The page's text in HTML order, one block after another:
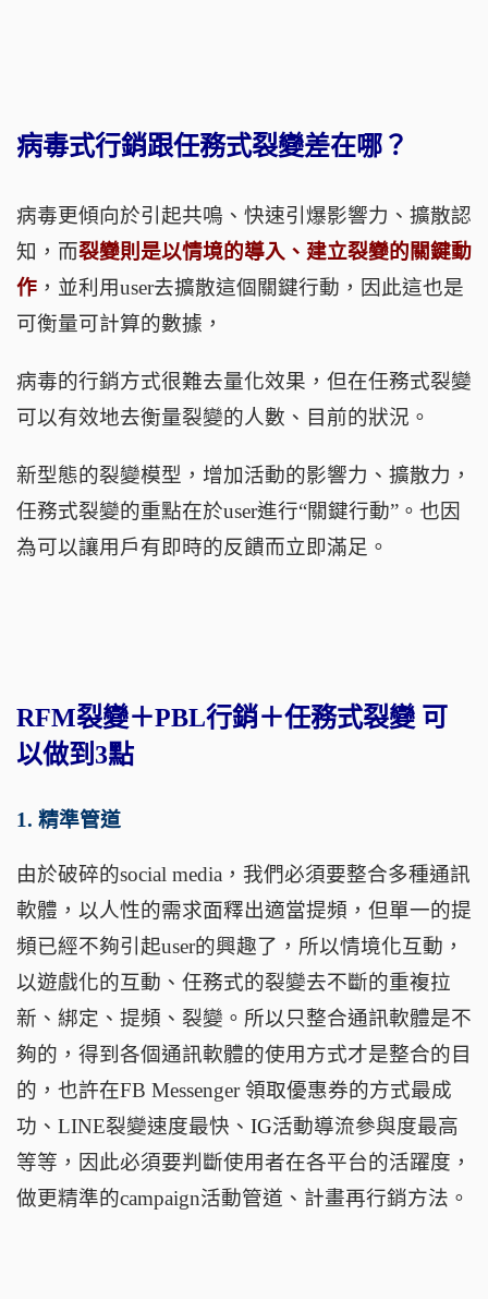
病毒式行銷跟任務式裂變差在哪？
病毒更傾向於引起共鳴、快速引爆影響力、擴散認
知，而裂變則是以情境的導入、建立裂變的關鍵動
作 ，並利用user去擴散這個關鍵行動，因此這也是
可衡量可計算的數據，
病毒的行銷方式很難去量化效果，但在任務式裂變
可以有效地去衡量裂變的人數、目前的狀況。
新型態的裂變模型，增加活動的影響力、擴散力，
任務式裂變的重點在於user進行“關鍵行動” 。也因
為可以讓用戶有即時的反饋而立即滿足。
RFM裂變＋PBL行銷＋任務式裂變 可
以做到3點
1. 精準管道
由於破碎的social media ，我們必須要整合多種通訊
軟體，以人性的需求面釋出適當提頻，但單一的提
頻已經不夠引起user的興趣了，所以情境化互動，
以遊戲化的互動、任務式的裂變去不斷的重複拉
新、綁定、提頻、裂變。所以只整合通訊軟體是不
夠的，得到各個通訊軟體的使用方式才是整合的目
的，也許在FB Messenger領取優惠券的方式最成
功、 LINE裂變速度最快、 IG活動導流參與度最高
等等，因此必須要判斷使用者在各平台的活躍度，
做更精準的campaign活動管道、計畫再行銷方法。